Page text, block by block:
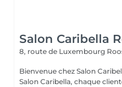
Salon Caribella
8, route de Luxembourg
Bienvenue chez Salon
Salon Caribella, chaque cliente est